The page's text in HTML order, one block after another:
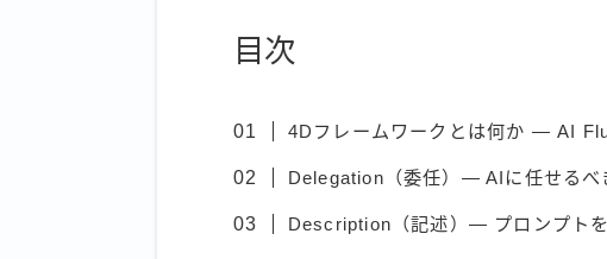
目次
4Dフレームワークとは何か — AI
Delegation（委任）— AIに任せるべ
Description（記述）— プロンプト